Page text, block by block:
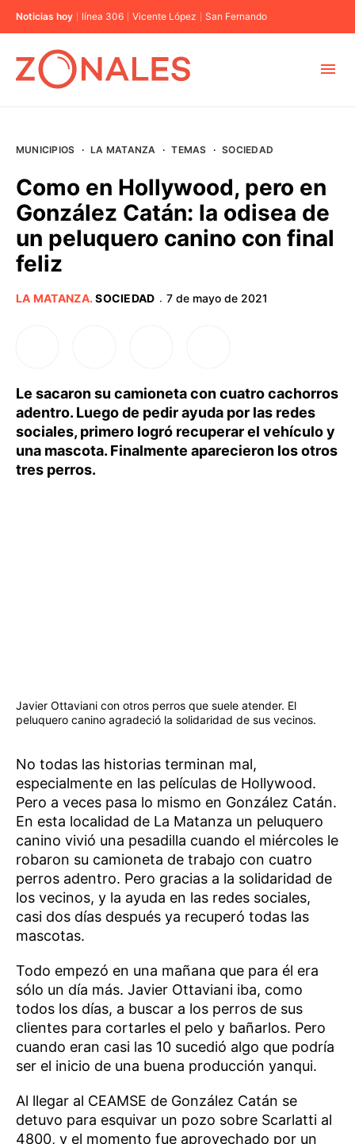
Noticias hoy línea 306 Vicente López San Fernando
BUENOS AIRES
PROVINCIAS
MUNICIPIOS · LA MATANZA · TEMAS · SOCIEDAD
Como en Hollywood, pero en
González Catán: la odisea de
un peluquero canino con final
feliz
LA MATANZA.SOCIEDAD · 7 de mayo de 2021
Le sacaron su camioneta con cuatro cachorros
adentro. Luego de pedir ayuda por las redes
sociales, primero logró recuperar el vehículo y
una mascota. Finalmente aparecieron los otros
tres perros.
Javier Ottaviani con otros perros que suele atender. El
peluquero canino agradeció la solidaridad de sus vecinos.
No todas las historias terminan mal,
especialmente en las películas de Hollywood.
Pero a veces pasa lo mismo en González Catán.
En esta localidad de La Matanza un peluquero
canino vivió una pesadilla cuando el miércoles le
robaron su camioneta de trabajo con cuatro
perros adentro. Pero gracias a la solidaridad de
los vecinos, y la ayuda en las redes sociales,
casi dos días después ya recuperó todas las
mascotas.
Todo empezó en una mañana que para él era
sólo un día más. Javier Ottaviani iba, como
todos los días, a buscar a los perros de sus
clientes para cortarles el pelo y bañarlos. Pero
cuando eran casi las 10 sucedió algo que podría
ser el inicio de una buena producción yanqui.
Al llegar al CEAMSE de González Catán se
detuvo para esquivar un pozo sobre Scarlatti al
4800, y el momento fue aprovechado por un